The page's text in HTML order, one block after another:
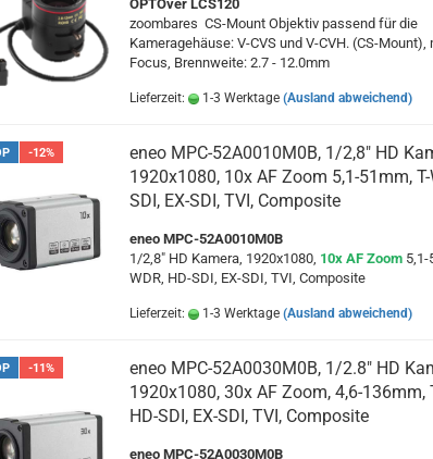
OPTOver LCS120
zoombares CS-Mount Objektiv passend für die
Kameragehäuse: V-CVS und V-CVH. (CS-Mount),
Focus, Brennweite: 2.7 - 12.0mm
Lieferzeit: 1-3 Werktage (Ausland abweichend)
-12%
eneo MPC-52A0010M0B, 1/2,8" HD
1920x1080, 10x AF Zoom 5,1-51mm, T-
SDI, EX-SDI, TVI, Composite
eneo MPC-52A0010M0B
1/2,8" HD Kamera, 1920x1080, 10x AF Zoom 5,1-
WDR, HD-SDI, EX-SDI, TVI, Composite
Lieferzeit: 1-3 Werktage (Ausland abweichend)
-11%
eneo MPC-52A0030M0B, 1/2.8" HD
1920x1080, 30x AF Zoom, 4,6-136mm,
HD-SDI, EX-SDI, TVI, Composite
eneo MPC-52A0030M0B